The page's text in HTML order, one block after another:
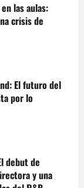
las aulas:
crisis de
El futuro del
por lo
debut de
y una